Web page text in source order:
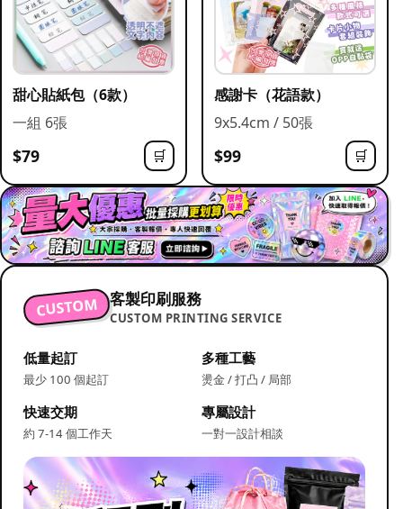
甜心貼紙包（6款）
一組 6張
$79 🛒
感謝卡（花語款）
9x5.4cm / 50張
$99 🛒
CUSTOM 客製印刷服務
CUSTOM PRINTING SERVICE
低量起訂
最少 100 個起訂
多種工藝
燙金 / 打凸 / 局部
快速交期
約 7-14 個工作天
專屬設計
一對一設計相談